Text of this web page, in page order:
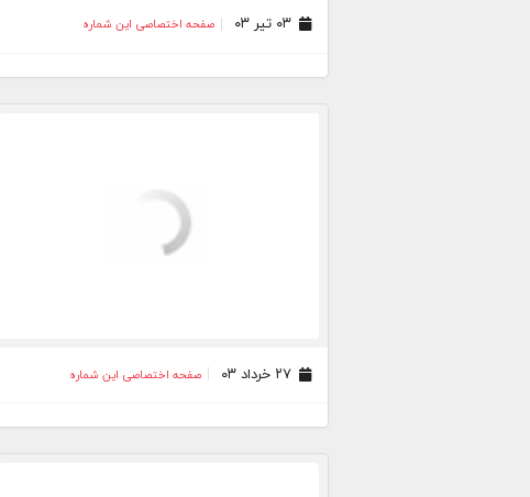
۰۳ تیر ۰۳ صفحه اختصاصی این شماره
۲۷ خرداد ۰۳ صفحه اختصاصی این شماره